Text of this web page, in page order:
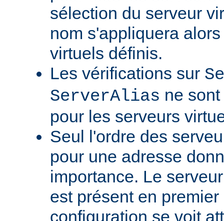
sélection du serveur
nom s'appliquera
virtuels définis.
Les vérifications sur
ServerAlias ne
pour les serveurs
Seul l'ordre des
pour une adresse
importance. Le
est présent en
configuration se voit